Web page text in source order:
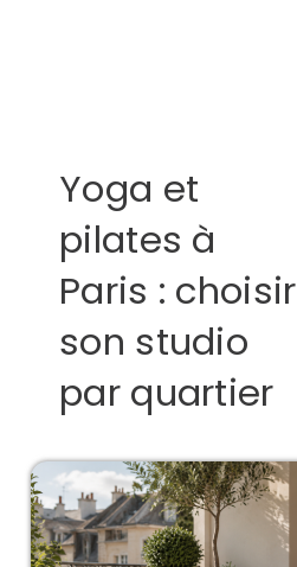
Yoga et
pilates à
Paris : choisir
son studio
par quartier